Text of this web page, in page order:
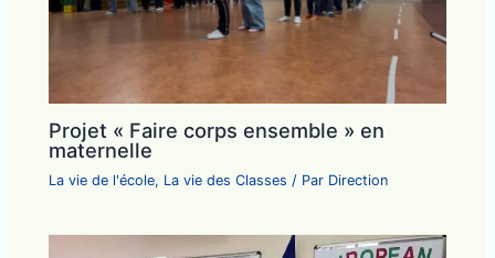
Projet « Faire corps ensemble » en
maternelle
La vie de l'école, La vie des Classes / Par Direction